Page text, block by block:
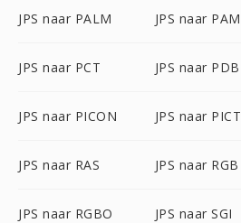
JPS naar PALM JPS naar PAM
JPS naar PCT JPS naar PDB
JPS naar PICON JPS naar PICT
JPS naar RAS JPS naar RGB
JPS naar RGBO JPS naar SGI